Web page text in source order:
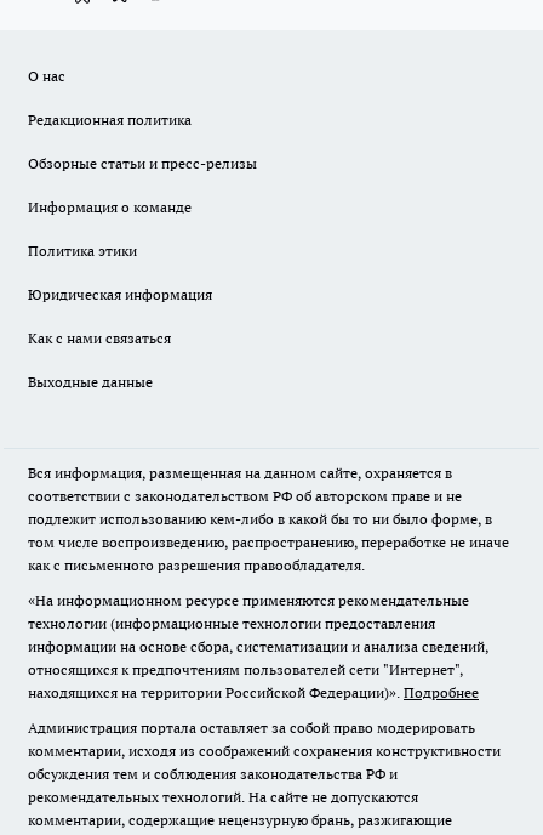
О нас
Редакционная политика
Обзорные статьи и пресс-релизы
Информация о команде
Политика этики
Юридическая информация
Как с нами связаться
Выходные данные
Вся информация, размещенная на данном сайте, охраняется в
соответствии с законодательством РФ об авторском праве и не
подлежит использованию кем-либо в какой бы то ни было форме, в
том числе воспроизведению, распространению, переработке не иначе
как с письменного разрешения правообладателя.
«На информационном ресурсе применяются рекомендательные
технологии (информационные технологии предоставления
информации на основе сбора, систематизации и анализа сведений,
относящихся к предпочтениям пользователей сети "Интернет",
находящихся на территории Российской Федерации)». Подробнее
Администрация портала оставляет за собой право модерировать
комментарии, исходя из соображений сохранения конструктивности
обсуждения тем и соблюдения законодательства РФ и
рекомендательных технологий. На сайте не допускаются
комментарии, содержащие нецензурную брань, разжигающие